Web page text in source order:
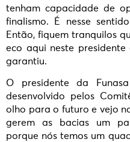
tenham capacidade de
finalismo. É nesse
Então, fiquem tranquilos
eco aqui neste presidente
garantiu.
O presidente da
desenvolvido pelos
olho para o futuro e vejo
gerem as bacias um
porque nós temos um